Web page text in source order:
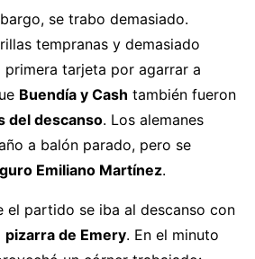
se trabo demasiado.
tempranas y demasiado
primera tarjeta por agarrar a
Buendía y Cash también fueron
del descanso. Los alemanes
a balón parado, pero se
Emiliano Martínez.
el partido se iba al descanso con
pizarra de Emery. En el minuto